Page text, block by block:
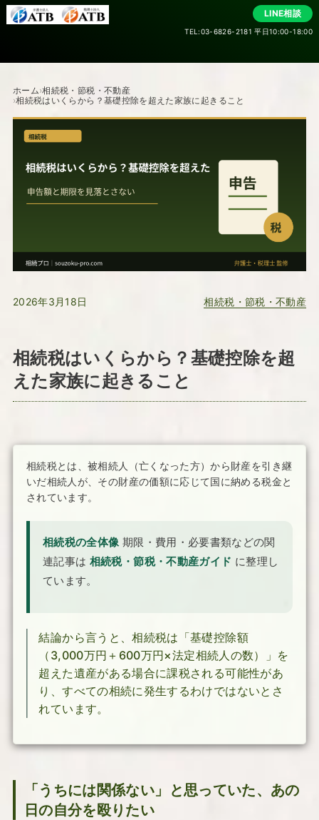
LINE相談
TEL:03-6826-2181 平日10:00-18:00
ホーム 相続税・節税・不動産
相続税はいくらから？基礎控除を超えた家族に起きること
2026年3月18日 相続税・節税・不動産
相続税はいくらから？基礎控除を超
えた家族に起きること
相続税とは、被相続人（亡くなった方）から財産を引き継
いだ相続人が、その財産の価額に応じて国に納める税金と
されています。
相続税の全体像期限・費用・必要書類などの関
連記事は 相続税・節税・不動産ガイド に整理し
ています。
結論から言うと、相続税は「基礎控除額
（3,000万円＋600万円×法定相続人の数）」を
超えた遺産がある場合に課税される可能性があ
り、すべての相続に発生するわけではないとさ
れています。
「うちには関係ない」と思っていた、あの
日の自分を殴りたい